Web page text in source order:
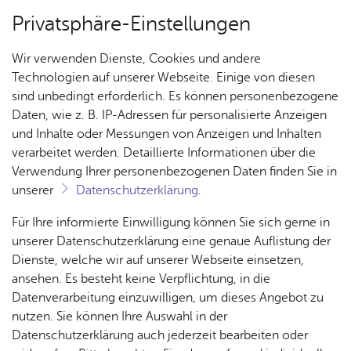
Über­sicht Bür­ger & Stadt
Rat­
haus &
Bür­
ger­
ser­vice
Rat­
häu­ser
Nach­
rich­
ten,
Vi­de­os
& Bil­
der
Me­di­
Jobs
Stel­
len­an­
ge­bo­te
Aus­bil­
dung &
Stu­di­
Bauen
& Um­
welt
Geo­
da­ten
Ge­
sund­
heit &
kum
Ar­chiv
Ter­min spei­chern
Ver­an­stal­tung dru­cken
Vor­le­sen
pho­ni­sches Ju­gend­blas­or­
ches­ter Fried­richs­ha­fen
Sonn­tag, 16. De­zem­ber 2012
Privatsphäre-Einstellungen
Wir verwenden Dienste, Cookies und andere
Technologien auf unserer Webseite. Einige von diesen
sind unbedingt erforderlich. Es können personenbezogene
Daten, wie z. B. IP-Adressen für personalisierte Anzeigen
und Inhalte oder Messungen von Anzeigen und Inhalten
verarbeitet werden. Detaillierte Informationen über die
Verwendung Ihrer personenbezogenen Daten finden Sie in
unserer
Datenschutzerklärung.
Für Ihre informierte Einwilligung können Sie sich gerne in
unserer Datenschutzerklärung eine genaue Auflistung der
Dienste, welche wir auf unserer Webseite einsetzen,
ansehen. Es besteht keine Verpflichtung, in die
Datenverarbeitung einzuwilligen, um dieses Angebot zu
nutzen. Sie können Ihre Auswahl in der
Datenschutzerklärung auch jederzeit bearbeiten oder